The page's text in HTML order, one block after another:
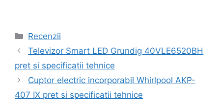
Categorii
Recenzii
Navigare
articole
Televizor Smart LED Grundig 40VLE6520BH
pret si specificatii tehnice
Cuptor electric incorporabil Whirlpool AKP-
407 IX pret si specificatii tehnice